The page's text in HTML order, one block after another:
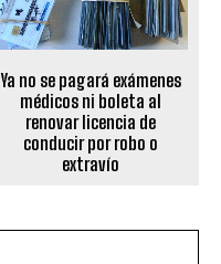
Ya no se pagará exámenes
médicos ni boleta al
renovar licencia de
conducir por robo o
extravío